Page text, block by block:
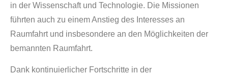
in der Wissenschaft und Technologie. Die Missionen
führten auch zu einem Anstieg des Interesses an
Raumfahrt und insbesondere an den Möglichkeiten der
bemannten Raumfahrt.
Dank kontinuierlicher Fortschritte in der